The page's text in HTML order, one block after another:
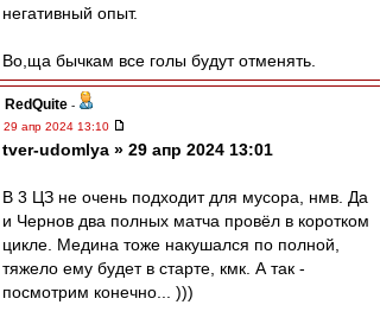
негативный опыт.
Во,ща бычкам все голы будут отменять.
RedQuite -
29 апр 2024 13:10
tver-udomlya » 29 апр 2024 13:01
В 3 ЦЗ не очень подходит для мусора, нмв. Да
и Чернов два полных матча провёл в коротком
цикле. Медина тоже накушался по полной,
тяжело ему будет в старте, кмк. А так -
посмотрим конечно... )))